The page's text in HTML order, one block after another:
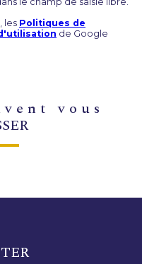
les Politiques de
de Google
vous